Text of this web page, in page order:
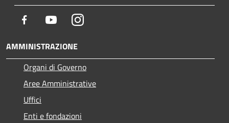
Facebook YoutubeInstagram
AMMINISTRAZIONE
Organi di Governo
Aree Amministrative
Uffici
Enti e fondazioni